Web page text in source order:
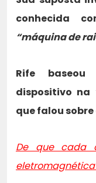
conhecida
“máquina de
Rife baseou
dispositivo na
que falou
De que cada